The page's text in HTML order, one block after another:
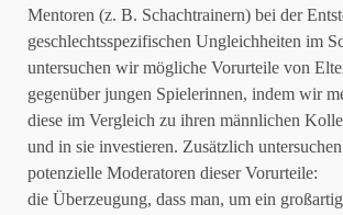
Mentoren (z. B. Schachtrainern) bei der
geschlechtsspezifischen Ungleichheiten im
untersuchen wir mögliche Vorurteile von
gegenüber jungen Spielerinnen, indem wir
diese im Vergleich zu ihren männlichen
und in sie investieren. Zusätzlich
potenzielle Moderatoren dieser Vorurteile:
die Überzeugung, dass man, um ein